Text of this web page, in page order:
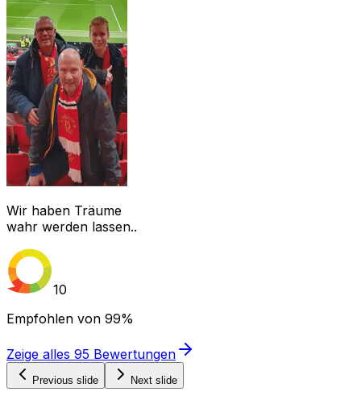
Wir haben Träume
wahr werden lassen..
10
Empfohlen von 99%
Zeige alles 95 Bewertungen
Previous slide Next slide